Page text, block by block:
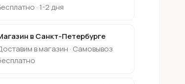
· 1-2 дня
в Санкт-Петербурге
в магазин · Самовывоз